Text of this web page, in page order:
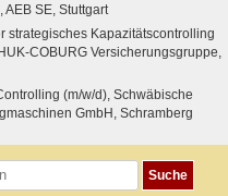
AEB SE, Stuttgart
strategisches Kapazitätscontrolling
COBURG Versicherungsgruppe,
(m/w/d), Schwäbische
GmbH, Schramberg